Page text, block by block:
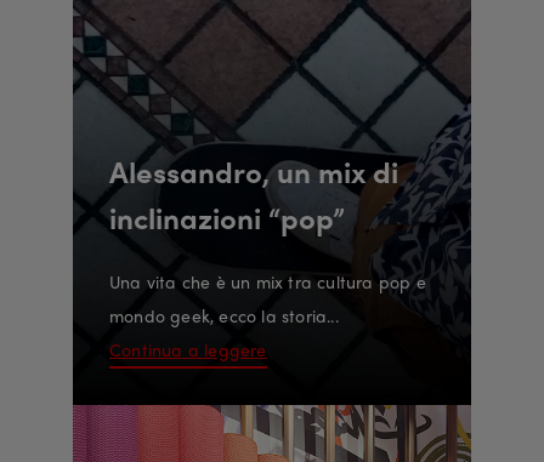
Alessandro, un mix di
inclinazioni “pop”
Una vita che è un mix tra cultura pop e
mondo geek, ecco la storia...
Continua a leggere